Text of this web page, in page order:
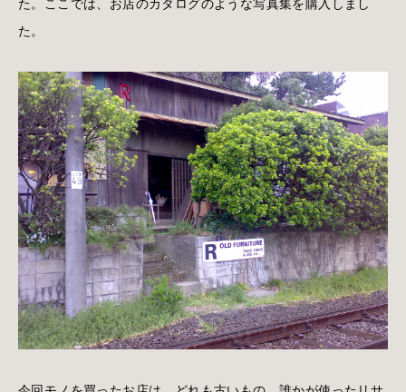
た。ここでは、お店のカタログのような写真集を購入しまし
た。